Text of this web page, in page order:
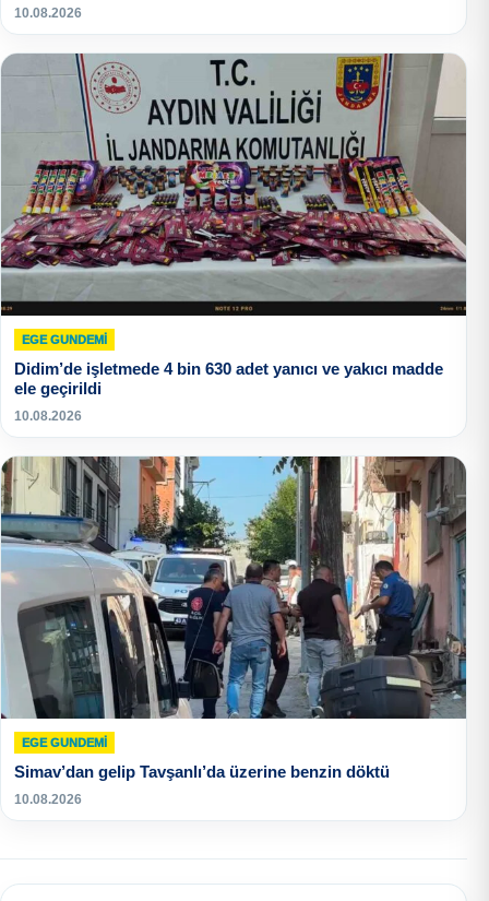
10.08.2026
EGE GUNDEMİ
Didim’de işletmede 4 bin 630 adet yanıcı ve yakıcı madde
ele geçirildi
10.08.2026
EGE GUNDEMİ
Simav’dan gelip Tavşanlı’da üzerine benzin döktü
10.08.2026